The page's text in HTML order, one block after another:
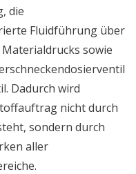
die
Fluidführung über
Materialdrucks sowie
Dadurch wird
nicht durch
sondern durch
aller